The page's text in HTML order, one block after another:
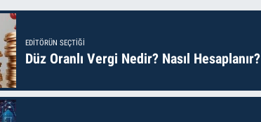
EDITÖRÜN SEÇTIĞI
Düz Oranlı Vergi Nedir? Nasıl Hesaplanır?